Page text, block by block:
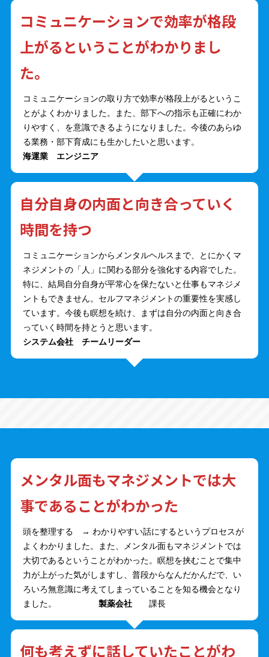
コミュニケーションで効率が格段
上がるということがわかりまし
た。
コミュニケーションの取り方で効率が格段上がるというこ
とがよくわかりました。また、部下への指示も正確にわか
りやすく、を意識できるようになりました。今後のあらゆ
る業務・部下育成にも生かしたいと思います。
海運業 エンジニア
自分自身の内面と向き合っていく
時間を持つ
コミュニケーションからメンタルヘルスまで、とにかくマ
ネジメントの「人」に関わる部分を強化する内容でした。
特に、結局自分自身が平常心を保たないと仕事もマネジメ
ントもできません。セルフマネジメントの重要性を実感し
ています。今後も瞑想を続け、まずは自分の内面と向き合
っていく時間を持とうと思います。
システム会社 チームリーダー
メンタル面もマネジメントでは大
事であることがわかった
頭を整理する → わかりやすい話にするというプロセスが
よくわかりました。また、メンタル面もマネジメントでは
大切であるということがわかった。瞑想を挟むことで集中
力が上がった気がしますし、普段からなんだかんだで、い
ろいろ無意識に考えてしまっていることを知る機会となり
ました。製薬会社 課長
何も考えずに話していたことがわ